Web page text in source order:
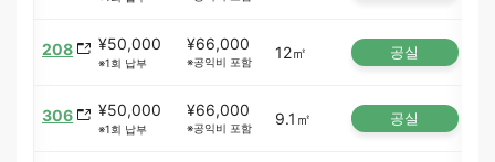
208 ¥50,000
※1회 납부
¥66,000
※공익비 포함 12㎡ 공실
306 ¥50,000
※1회 납부
¥66,000
※공익비 포함 9.1㎡ 공실